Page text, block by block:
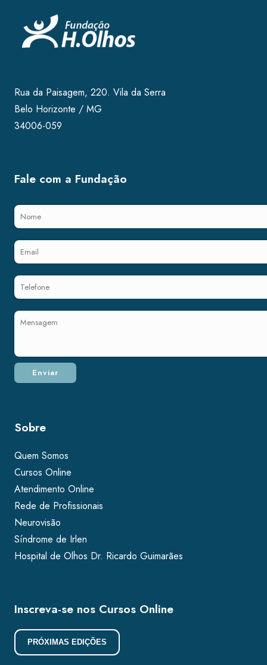
Rua da Paisagem, 220. Vila da Serra
Belo Horizonte / MG
34006-059
Fale com a Fundação
Sobre
Quem Somos
Cursos Online
Atendimento Online
Rede de Profissionais
Neurovisão
Síndrome de Irlen
Hospital de Olhos Dr. Ricardo Guimarães
Inscreva-se nos Cursos Online
PRÓXIMAS EDIÇÕES